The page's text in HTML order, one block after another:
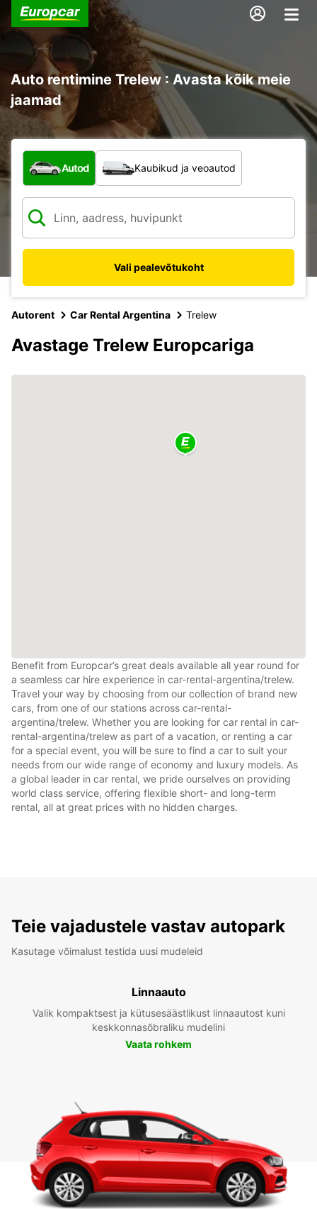
Auto rentimine Trelew : Avasta kõik meie
jaamad
Mis tüüpi sõiduk?
Autod Kaubikud ja veoautod
Vali pealevõtukoht
Autorent Car Rental Argentina Trelew
Avastage Trelew Europcariga
Benefit from Europcar’s great deals available all year round for
a seamless car hire experience in car-rental-argentina/trelew.
Travel your way by choosing from our collection of brand new
cars, from one of our stations across car-rental-
argentina/trelew. Whether you are looking for car rental in car-
rental-argentina/trelew as part of a vacation, or renting a car
for a special event, you will be sure to find a car to suit your
needs from our wide range of economy and luxury models. As
a global leader in car rental, we pride ourselves on providing
world class service, offering flexible short- and long-term
rental, all at great prices with no hidden charges.
Teie vajadustele vastav autopark
Kasutage võimalust testida uusi mudeleid
Linnaauto
Valik kompaktsest ja kütusesäästlikust linnaautost kuni
keskkonnasõbraliku mudelini
Vaata rohkem